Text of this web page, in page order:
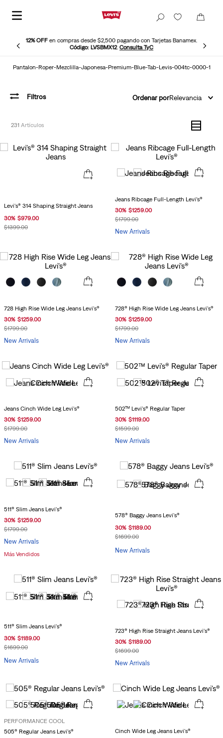
12% OFFen compras desde $2,500 pagando con Tarjetas Banamex.
Código: LVSBMX12. Consulta TyC
Pantalon-Roper-Mezclilla-Japonesa-Premium-Blue-Tab-Levis-004tc-0000-1
Filtros Ordenar porRelevancia
231
Levi's® 314 Shaping Straight Jeans
30% $979.00
$1399.00
Jeans Ribcage Full-Length Levi’s®
30% $1259.00
$1799.00
New Arrivals
728 High Rise Wide Leg Jeans Levi's®
30% $1259.00
$1799.00
New Arrivals
728® High Rise Wide Leg Jeans Levi's®
30% $1259.00
$1799.00
New Arrivals
Jeans Cinch Wide Leg Levi's®
30% $1259.00
$1799.00
New Arrivals
502™ Levi's® Regular Taper
30% $1119.00
$1599.00
New Arrivals
511® Slim Jeans Levi's®
30% $1259.00
$1799.00
New Arrivals
Más Vendidos
578® Baggy Jeans Levi's®
30% $1189.00
$1699.00
New Arrivals
511® Slim Jeans Levi's®
30% $1189.00
$1699.00
New Arrivals
723® High Rise Straight Jeans Levi's®
30% $1189.00
$1699.00
New Arrivals
PERFORMANCE COOL
505® Regular Jeans Levi's®
Cinch Wide Leg Jeans Levi's®